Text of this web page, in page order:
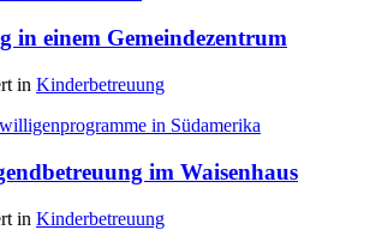
in einem Gemeindezentrum
in Kinderbetreuung
im Waisenhaus
in Kinderbetreuung